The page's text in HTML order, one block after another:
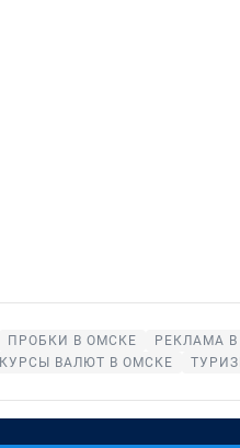
ПРОБКИ В ОМСКЕ РЕКЛАМА
КУРСЫ ВАЛЮТ В ОМСКЕ